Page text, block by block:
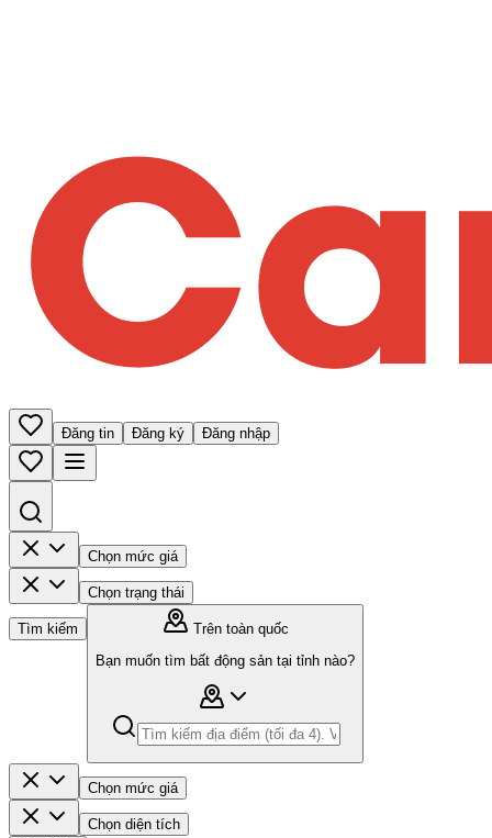
Đăng tin Đăng ký Đăng nhập
Chọn mức giá
Chọn trạng thái
Tìm kiếm
Trên toàn quốc
Bạn muốn tìm bất động sản tại tỉnh nào?
Chọn mức giá
Chọn diện tích